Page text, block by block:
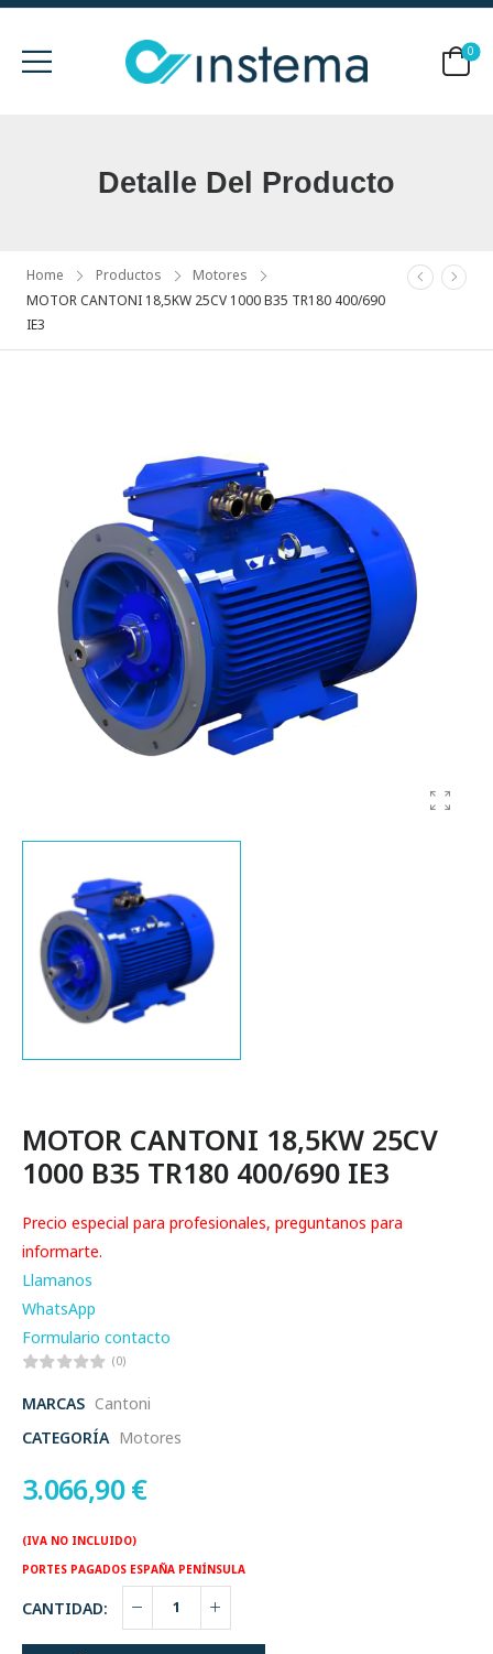
0
Detalle Del Producto
Home Productos
Motores
MOTOR CANTONI 18,5KW 25CV 1000 B35 TR180 400/690
IE3
MOTOR CANTONI 18,5KW 25CV
1000 B35 TR180 400/690 IE3
Precio especial para profesionales, preguntanos para
informarte.
Llamanos
WhatsApp
Formulario contacto
(0)
MARCAS Cantoni
CATEGORÍA Motores
3.066,90€
(IVA NO INCLUIDO)
PORTES PAGADOS ESPAÑA PENÍNSULA
CANTIDAD: